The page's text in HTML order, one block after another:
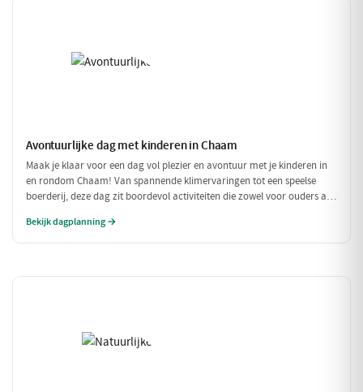
Avontuurlijke dag met kinderen in Chaam
Maak je klaar voor een dag vol plezier en avontuur met je kinderen in
en rondom Chaam! Van spannende klimervaringen tot een speelse
boerderij, deze dag zit boordevol activiteiten die zowel voor ouders als
gezellige eetgelegenheden!
Bekijk dagplanning →